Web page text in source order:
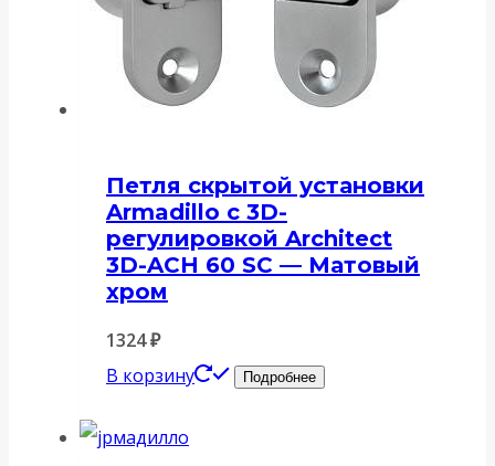
Петля скрытой установки
Armadillo с 3D-
регулировкой Architect
3D-ACH 60 SC — Матовый
хром
1324₽
В корзину
Подробнее